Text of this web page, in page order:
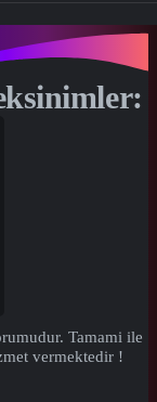
Tamami ile
vermektedir !